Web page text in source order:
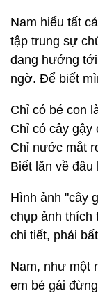
Nam hiểu tất
tập trung sự
đang hướng
ngờ. Để biết
Chỉ có bé con
Chỉ có cây gậy
Chỉ nước mắt
Biết lăn về đâu
Hình ảnh "cây
chụp ảnh thích
chi tiết, phải
Nam, như một
em bé gái